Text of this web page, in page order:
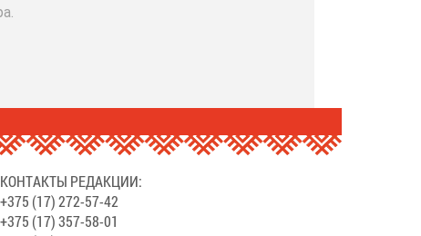
КОНТАКТЫ РЕДАКЦИИ:
+375 (17) 272-57-42
+375 (17) 357-58-01